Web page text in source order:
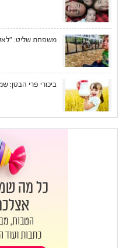
משפחת שליט:
ביכורי פרי הבטן: